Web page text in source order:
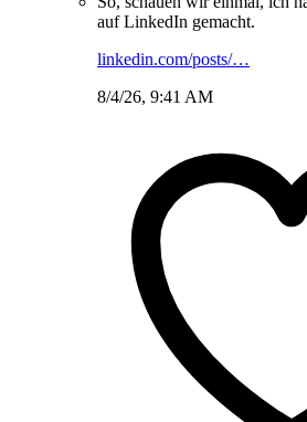
auf LinkedIn gemacht.
linkedin.com/posts/…
8/4/26, 9:41 AM